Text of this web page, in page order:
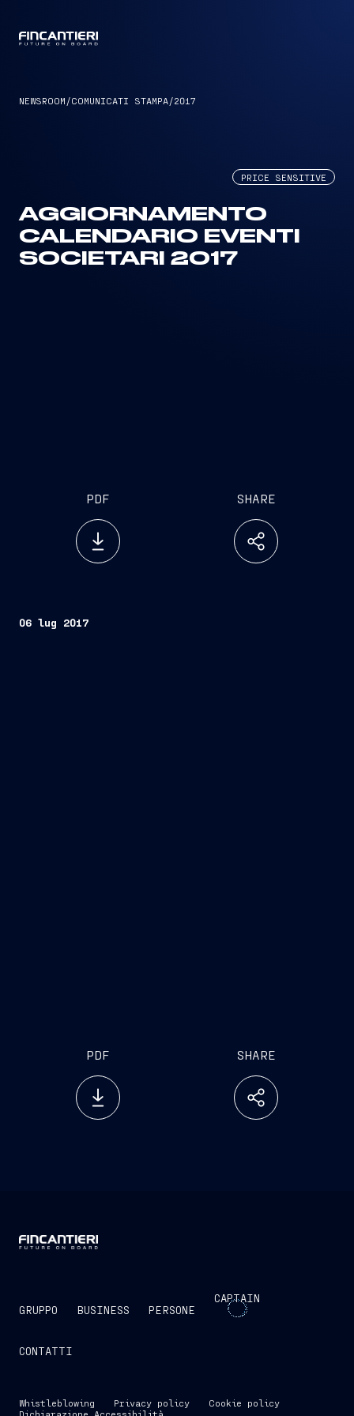
NEWSROOM /COMUNICATI STAMPA/2017
PRICE SENSITIVE
AGGIORNAMENTO
CALENDARIO EVENTI
SOCIETARI 2017
PDF SHARE
06 lug 2017
PDF SHARE
GRUPPO BUSINESS PERSONE
CAPTAIN
CONTATTI
Whistleblowing Privacy policy
Cookie policy